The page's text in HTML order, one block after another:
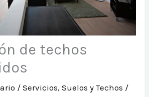
de techos
/Servicios,Suelos y Techos /